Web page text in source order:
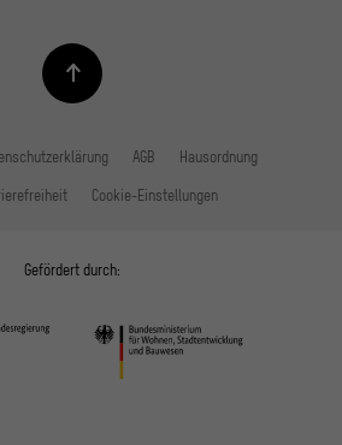
AGB Hausordnung
Cookie-Einstellungen
Gefördert durch: